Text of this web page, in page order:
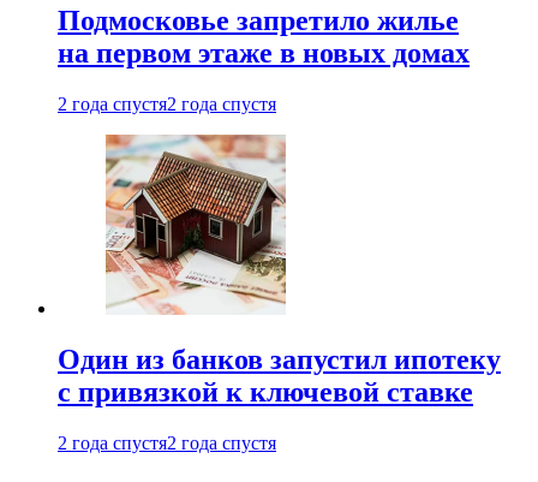
Подмосковье запретило жилье
на первом этаже в новых домах
2 года спустя2 года спустя
Один из банков запустил ипотеку
с привязкой к ключевой ставке
2 года спустя2 года спустя